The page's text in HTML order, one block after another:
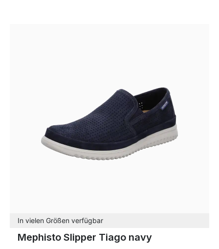
In vielen Größen verfügbar
Mephisto Slipper Tiago navy